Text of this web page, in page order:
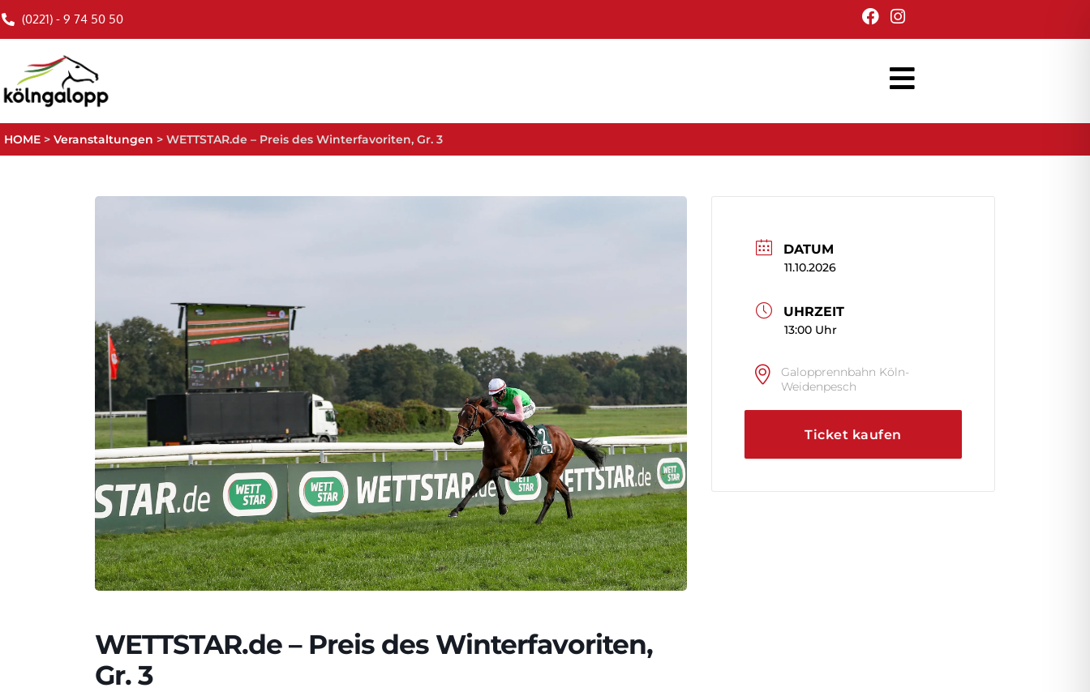
(0221) - 9 74 50 50
HOME > Veranstaltungen > WETTSTAR.de – Preis des Winterfavoriten, Gr. 3
WETTSTAR.de – Preis des Winterfavoriten,
Gr. 3
DATUM
11.10.2026
UHRZEIT
13:00 Uhr
Galopprennbahn Köln-
Weidenpesch
Ticket kaufen